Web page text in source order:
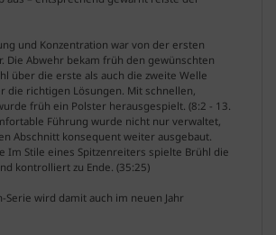
und Konzentration war von der ersten
Die Abwehr bekam früh den gewünschten
über die erste als auch die zweite Welle
die richtigen Lösungen. Mit schnellen,
früh ein Polster herausgespielt. (8:2 - 13.
Führung wurde nicht nur verwaltet,
Abschnitt konsequent weiter ausgebaut.
Im Stile eines Spitzenreiters spielte Brühl die
kontrolliert zu Ende. (35:25)
Serie wird damit auch im neuen Jahr